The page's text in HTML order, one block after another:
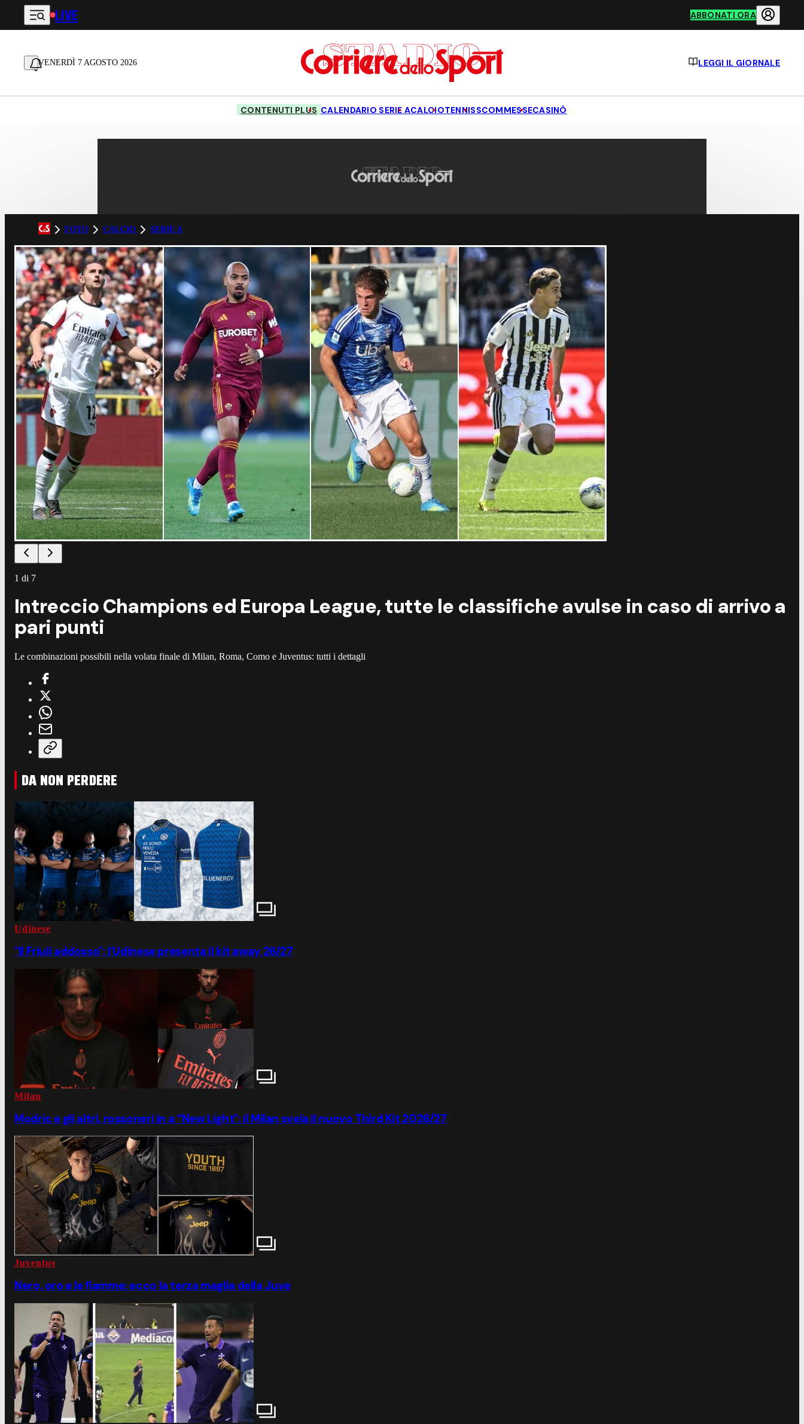
Vai al contenuto principale
LIVE ABBONATI ORA
VENERDÌ 7 AGOSTO 2026 LEGGI IL GIORNALE
CONTENUTI PLUS CALENDARIO SERIE ACALCIOTENNISSCOMMESSECASINÒ
FOTO CALCIO SERIE A
1 di 7
Intreccio Champions ed Europa League, tutte le classifiche avulse in caso di arrivo a
pari punti
Le combinazioni possibili nella volata finale di Milan, Roma, Como e Juventus: tutti i dettagli
DA NON PERDERE
Udinese
"Il Friuli addosso": l'Udinese presenta il kit away 26/27
Milan
Modric e gli altri, rossoneri in a “New Light": il Milan svela il nuovo Third Kit 2026/27
Juventus
Nero, oro e le fiamme: ecco la terza maglia della Juve